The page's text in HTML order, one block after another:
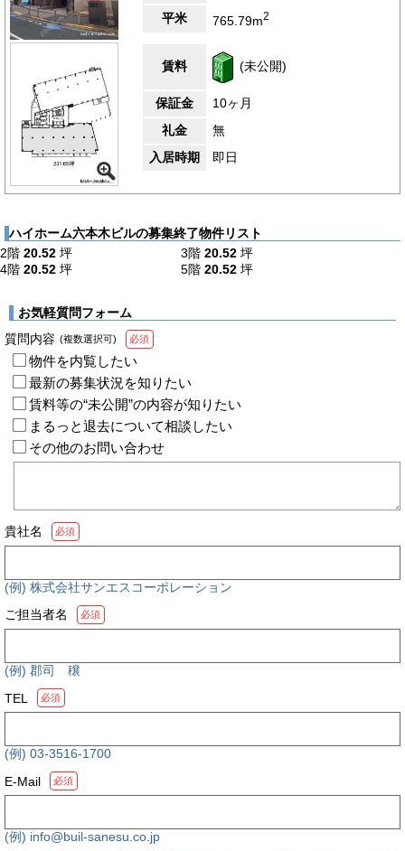
平米
765.79m2
賃料 (未公開)
保証金
10ヶ月
礼金
無
入居時期
即日
ハイホーム六本木ビルの募集終了物件リスト
2階 20.52 坪 3階 20.52 坪
4階 20.52 坪 5階 20.52 坪
お気軽質問フォーム
質問内容 (複数選択可) 必須
物件を内覧したい
最新の募集状況を知りたい
賃料等の“未公開”の内容が知りたい
まるっと退去について相談したい
その他のお問い合わせ
貴社名 必須
(例) 株式会社サンエスコーポレーション
ご担当者名
必須
(例) 郡司 穣
TEL
必須
(例) 03-3516-1700
E-Mail
必須
(例) info@buil-sanesu.co.jp